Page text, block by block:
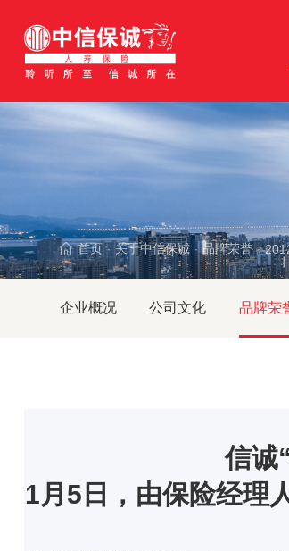
首页 · 关于中信保诚 · 品牌荣誉 ·
企业概况 公司文化 品牌荣
信诚
1月5日，由保险经理